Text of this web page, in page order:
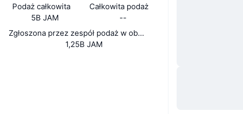
Podaż całkowita
5B JAM
Całkowita podaż
--
Zgłoszona przez zespół podaż w obiegu
1,25B JAM